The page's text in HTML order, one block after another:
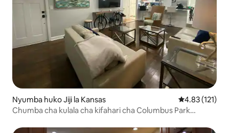
Nyumba huko Jiji la Kansas Ukadiriaji wa
4.83 (121)
Chumba cha kulala cha kifahari cha Columbus Park